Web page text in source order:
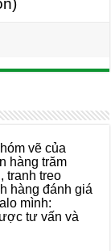
vẽ của
hàng trăm
tranh treo
hàng đánh giá
mình:
tư vấn và